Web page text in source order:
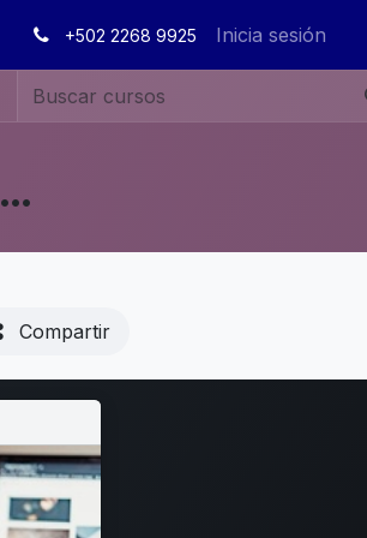
+502 2268 9925 Inicia sesión
MANUALES DE USUARIO EN ESPAÑOL ODOO 19
Compartir